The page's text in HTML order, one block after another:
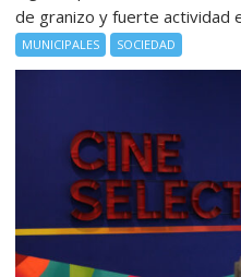
de granizo y fuerte actividad
MUNICIPALES SOCIEDAD